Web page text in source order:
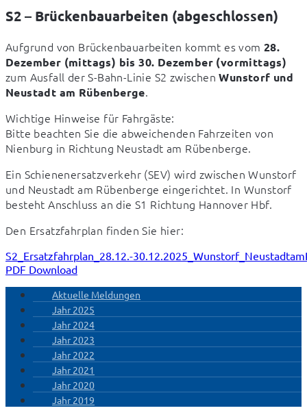
S2 – Brückenbauarbeiten (abgeschlossen)
Aufgrund von Brückenbauarbeiten kommt es vom 28.
Dezember (mittags) bis 30. Dezember (vormittags)
zum Ausfall der S-Bahn-Linie S2 zwischen Wunstorf und
Neustadt am Rübenberge.
Wichtige Hinweise für Fahrgäste:
Bitte beachten Sie die abweichenden Fahrzeiten von
Nienburg in Richtung Neustadt am Rübenberge.
Ein Schienenersatzverkehr (SEV) wird zwischen Wunstorf
und Neustadt am Rübenberge eingerichtet. In Wunstorf
besteht Anschluss an die S1 Richtung Hannover Hbf.
Den Ersatzfahrplan finden Sie hier:
S2_Ersatzfahrplan_28.12.-
PDF Download
Aktuelle Meldungen
Jahr 2025
Jahr 2024
Jahr 2023
Jahr 2022
Jahr 2021
Jahr 2020
Jahr 2019